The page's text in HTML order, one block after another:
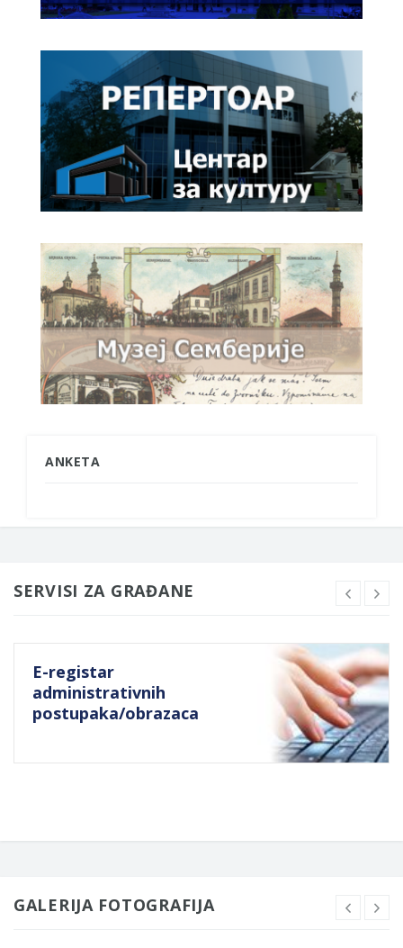
ANKETA
SERVISI ZA GRAĐANE
E-registar
administrativnih
postupaka/obrazaca
GALERIJA FOTOGRAFIJA